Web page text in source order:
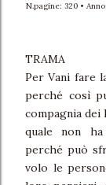
N.pagine: 320 •
TRAMA
Per Vani fare
perché così
compagnia
quale non
perché può
volo le